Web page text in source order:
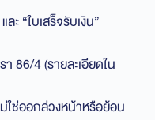
ะ “ใบเสร็จรับเงิน”
86/4 (รายละเอียดใน
ใช่ออกล่วงหน้าหรือย้อน